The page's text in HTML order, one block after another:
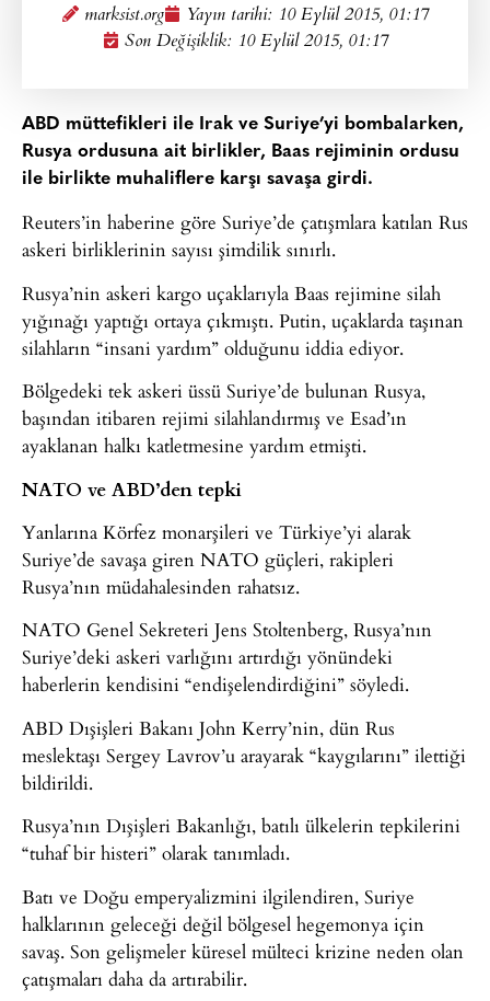
marksist.org Yayın tarihi: 10 Eylül 2015, 01:17
Son Değişiklik: 10 Eylül 2015, 01:17
ABD müttefikleri ile Irak ve Suriye’yi bombalarken,
Rusya ordusuna ait birlikler, Baas rejiminin ordusu
ile birlikte muhaliflere karşı savaşa girdi.
Reuters’in haberine göre Suriye’de çatışmlara katılan Rus
askeri birliklerinin sayısı şimdilik sınırlı.
Rusya’nin askeri kargo uçaklarıyla Baas rejimine silah
yığınağı yaptığı ortaya çıkmıştı. Putin, uçaklarda taşınan
silahların “insani yardım” olduğunu iddia ediyor.
Bölgedeki tek askeri üssü Suriye’de bulunan Rusya,
başından itibaren rejimi silahlandırmış ve Esad’ın
ayaklanan halkı katletmesine yardım etmişti.
NATO ve ABD’den tepki
Yanlarına Körfez monarşileri ve Türkiye’yi alarak
Suriye’de savaşa giren NATO güçleri, rakipleri
Rusya’nın müdahalesinden rahatsız.
NATO Genel Sekreteri Jens Stoltenberg, Rusya’nın
Suriye’deki askeri varlığını artırdığı yönündeki
haberlerin kendisini “endişelendirdiğini” söyledi.
ABD Dışişleri Bakanı John Kerry’nin, dün Rus
meslektaşı Sergey Lavrov’u arayarak “kaygılarını” ilettiği
bildirildi.
Rusya’nın Dışişleri Bakanlığı, batılı ülkelerin tepkilerini
“tuhaf bir histeri” olarak tanımladı.
Batı ve Doğu emperyalizmini ilgilendiren, Suriye
halklarının geleceği değil bölgesel hegemonya için
savaş. Son gelişmeler küresel mülteci krizine neden olan
çatışmaları daha da artırabilir.